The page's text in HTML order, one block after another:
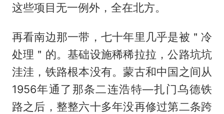
这些项目无一例外，全在北方。
再看南边那一带，七十年里几乎是被＂冷
处理＂的。基础设施稀稀拉拉，公路坑坑
洼洼，铁路根本没有。蒙古和中国之间从
1956年通了那条二连浩特—扎门乌德铁
路之后，整整六十多年没再修过第二条跨